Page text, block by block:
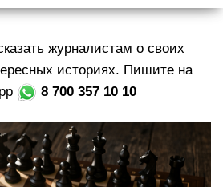
р
и
г
журналистам о своих
историях. Пишите на
8 700 357 10 10